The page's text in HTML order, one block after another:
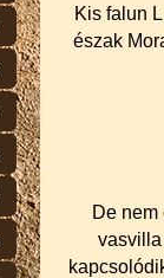
Kis falun
észak
De
vasvilla